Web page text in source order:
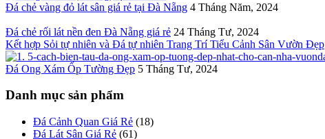
Đá chẻ vàng đỏ lát sân giá rẻ tại Đà Nẵng 4 Tháng Năm, 2024
Đá chẻ rối lát nền đen Đà Nẵng giá rẻ 24 Tháng Tư, 2024
Kết hợp Sỏi tự nhiên và Đá tự nhiên Trang Trí Tiểu Cảnh Sân Vườn Đẹp
Đá Ong Xám Ốp Tường Đẹp 5 Tháng Tư, 2024
Danh mục sản phẩm
Đá Cảnh Quan Giá Rẻ (18)
Đá Lát Sân Giá Rẻ (61)